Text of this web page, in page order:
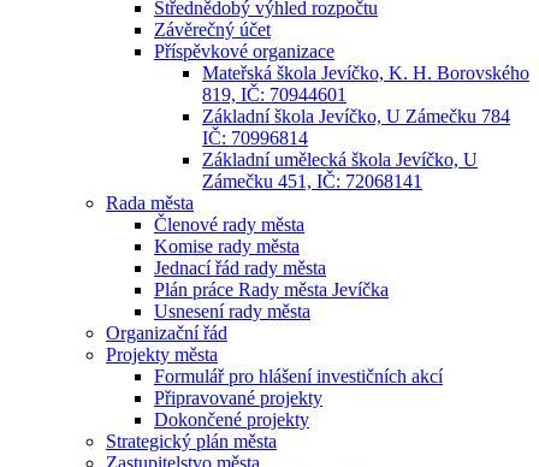
Střednědobý výhled rozpočtu
Závěrečný účet
Příspěvkové organizace
Mateřská škola Jevíčko, K. H. Borovského
819, IČ: 70944601
Základní škola Jevíčko, U Zámečku 784
IČ: 70996814
Základní umělecká škola Jevíčko, U
Zámečku 451, IČ: 72068141
Rada města
Členové rady města
Komise rady města
Jednací řád rady města
Plán práce Rady města Jevíčka
Usnesení rady města
Organizační řád
Projekty města
Formulář pro hlášení investičních akcí
Připravované projekty
Dokončené projekty
Strategický plán města
Zastupitelstvo města